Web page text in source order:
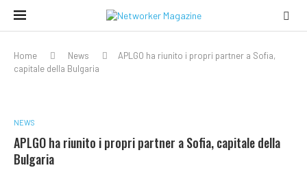
Home News
APLGO ha riunito i propri partner a Sofia,
capitale della Bulgaria
NEWS
APLGO ha riunito i propri partner a Sofia, capitale della
Bulgaria